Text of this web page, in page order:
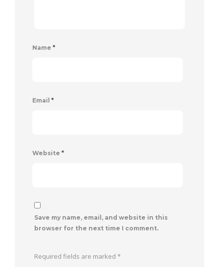
Name *
Email *
Website *
Save my name, email, and website in this
browser for the next time I comment.
Required fields are marked *